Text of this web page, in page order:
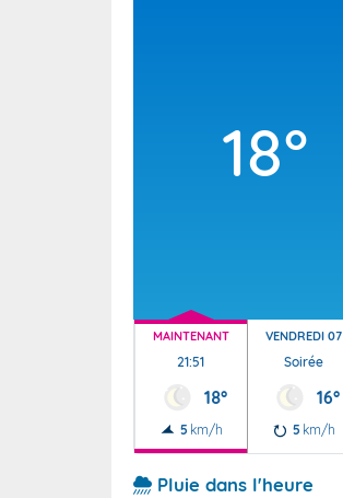
18°
MAINTENANT
21:51
18°
5 km/h
VENDREDI 07
Soirée
16°
5 km/h
Pluie dans l'heure